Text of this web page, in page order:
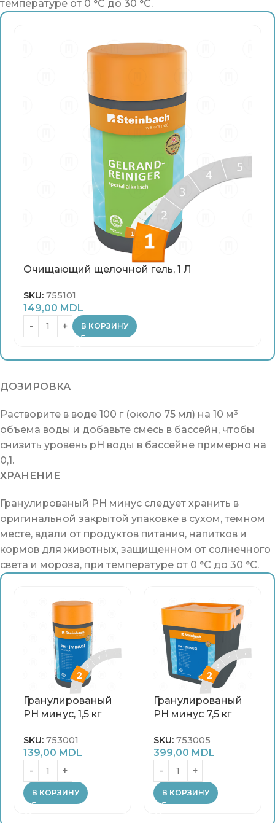
Очищающий щелочной гель, 1 Л
SKU: 755101
149,00 MDL
В КОРЗИНУ
температуре от 0 °C до 30 °C.
ДОЗИРОВКА
Растворите в воде 100 г (около 75 мл) на 10 м³
объема воды и добавьте смесь в бассейн, чтобы
снизить уровень pH воды в бассейне примерно на
0,1.
ХРАНЕНИЕ
Гранулированый PH минус следует хранить в
оригинальной закрытой упаковке в сухом, темном
месте, вдали от продуктов питания, напитков и
кормов для животных, защищенном от солнечного
света и мороза, при температуре от 0 °C до 30 °C.
Гранулированый
PH минус, 1,5 кг
SKU: 753001
139,00 MDL
В КОРЗИНУ
Гранулированый
PH минус 7,5 кг
SKU: 753005
399,00 MDL
В КОРЗИНУ